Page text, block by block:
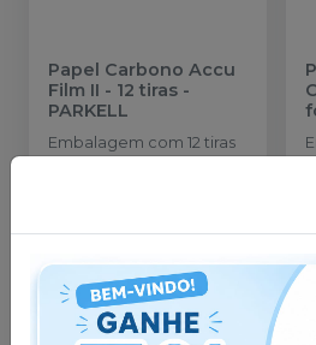
Papel Carbono Accu
Film II - 12 tiras -
PARKELL
Embalagem com 12 tiras
condições
Qtd: